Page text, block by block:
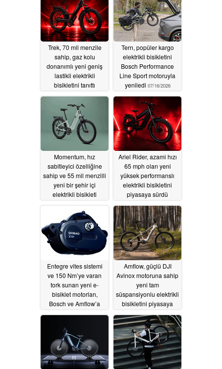
Trek, 70 mil menzile
sahip, gaz kolu
donanımlı yeni geniş
lastikli elektrikli
bisikletini tanıttı
07/27/2026
Tern, popüler kargo
elektrikli bisikletini
Bosch Performance
Line Sport motoruyla
yeniledi 07/16/2026
Momentum, hız
sabitleyici özelliğine
sahip ve 55 mil menzilli
yeni bir şehir içi
elektrikli bisikleti
07/15/2026
Ariel Rider, azami hızı
65 mph olan yeni
yüksek performanslı
elektrikli bisikletini
piyasaya sürdü
07/09/2026
Entegre vites sistemi
ve 150 Nm’ye varan
tork sunan yeni e-
bisiklet motorları,
Bosch ve Amflow’a
rakip oluyor06/27/2026
Amflow, güçlü DJI
Avinox motoruna sahip
yeni tam
süspansiyonlu elektrikli
bisikletini piyasaya
sürdü06/25/2026